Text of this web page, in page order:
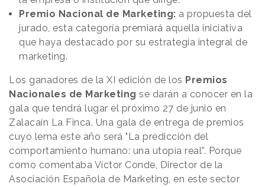
Premio Nacional de Marketing: a propuesta del
jurado, esta categoría premiará aquella iniciativa
que haya destacado por su estrategia integral de
marketing.
Los ganadores de la XI edición de los Premios
Nacionales de Marketing se darán a conocer en la
gala que tendrá lugar el próximo 27 de junio en
Zalacaín La Finca. Una gala de entrega de premios
cuyo lema este año será "La predicción del
comportamiento humano: una utopía real”. Porque
como comentaba Víctor Conde, Director de la
Asociación Española de Marketing, en este sector